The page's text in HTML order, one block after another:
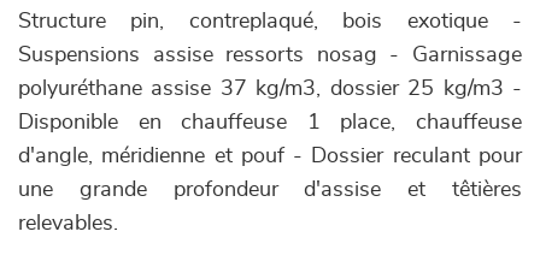
Structure pin, contreplaqué, bois exotique -
Suspensions assise ressorts nosag - Garnissage
polyuréthane assise 37 kg/m3, dossier 25 kg/m3 -
Disponible en chauffeuse 1 place, chauffeuse
d'angle, méridienne et pouf - Dossier reculant pour
une grande profondeur d'assise et têtières
relevables.